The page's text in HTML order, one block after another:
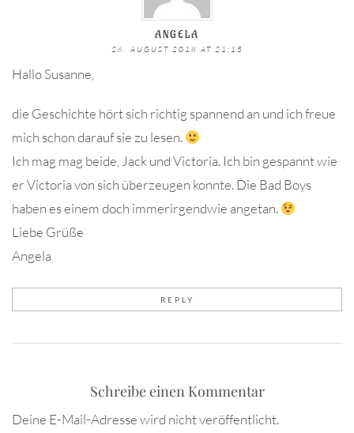
ANGELA
26. AUGUST 2018 AT 21:15
Hallo Susanne,
die Geschichte hört sich richtig spannend an und ich freue
mich schon darauf sie zu lesen.
Ich mag mag beide, Jack und Victoria. Ich bin gespannt wie
er Victoria von sich überzeugen konnte. Die Bad Boys
haben es einem doch immerirgendwie angetan.
Liebe Grüße
Angela
REPLY
Schreibe einen Kommentar
Deine E-Mail-Adresse wird nicht veröffentlicht.